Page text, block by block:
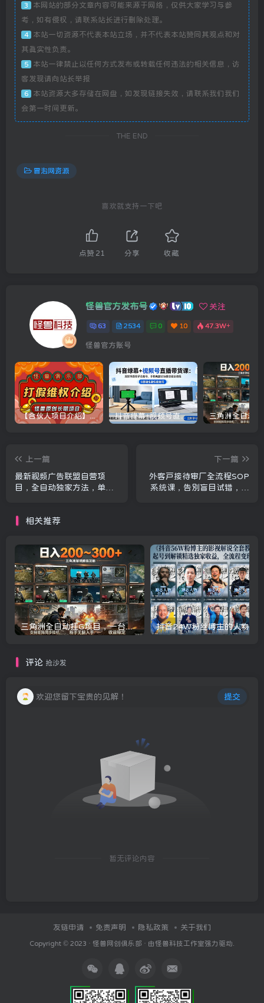
3
本网站的部分文章内容可能来源于网络，仅供大家学习与参
考，如有侵权，请联系站长进行删除处理。
4
本站一切资源不代表本站立场，并不代表本站赞同其观点和对
其真实性负责。
5
本站一律禁止以任何方式发布或转载任何违法的相关信息，访
客发现请向站长举报
6
本站资源大多存储在网盘，如发现链接失效，请联系我们我们
会第一时间更新。
THE END
冒泡网资源
喜欢就支持一下吧
点赞 21 分享 收藏
怪兽官方发布号 关注
63 2534 0 10 47.3W+
怪兽官方账号
【合伙人项目介绍】打假维权项目介绍 抖音绿幕+视频号直播带货课：居家照着稿子念起号，手机电脑双场景搭建全流程
上一篇
最新视频广告联盟自营项
目，全自动独家方法，单日
下一篇
外客户接待审厂全流程SOP
系统课，告别盲目试错，稳
相关推荐
三角洲全自动挂G项目，一台电脑即可操作，防封稳账号，日收益300+，收益全程包回收，省心稳賺【揭秘】
评论 抢沙发
欢迎您留下宝贵的见解！ 提交
暂无评论内容
友链申请 免责声明 隐私政策 关于我们
Copyright © 2023 · 怪兽网创俱乐部 · 由怪兽科技工作室强力驱动.